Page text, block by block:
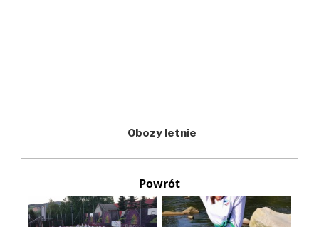
Obozy letnie
Powrót